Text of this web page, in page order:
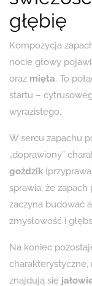
głębię
Kompozycja
nocie głowy
oraz mięta. To
startu –
wyrazistego.
W sercu zapachu
„doprawiony”
goździk
sprawia, że
zaczyna budować
zmysłowość i
Na koniec
charakterystyczne,
znajdują się